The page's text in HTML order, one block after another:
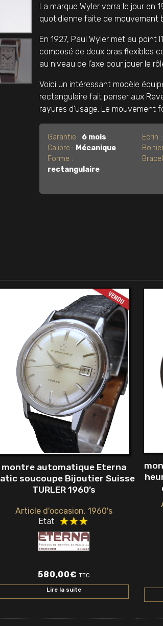
La marque Wyler verra le jour en
quotidienne faite de mouvement
En 1927, Paul Wyler met au
composé de deux bras flexibles
au niveau de l’axe pour jouer le
Voici un intéressant modèle
rectangulaire fait penser aux
rayures d’usage. Le mouvement
Garantie : 6 mois
Calibre : Mécanique
Forme :
rectangulaire
Ecrin :
montre automatique Eterna
soucoupe Bijoutier Suisse
TURLER 1960’s
Article d'occasion. 1960's
Etat :
580,00€ TTC
Lire la suite